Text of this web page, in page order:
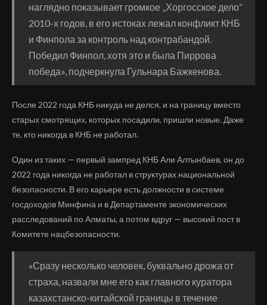
наглядно показывает громкое „Хоргосское дело“
2010-х годов, в его истоках лежал конфликт КНБ
и Финпола за контроль над контрабандой.
Победил Финпол, хотя это и была Пиррова
победа», подчеркнула Гульнара Бажкенова.
После 2022 года КНБ никуда не делся, и на границу вместо
старых смотрящих, которых посадили, пришли новые. Даже
те, кто никогда в КНБ не работал.
Один из таких — первый зампред КНБ Али Алтынбаев, он до
2022 года никогда не работал в структурах национальной
безопасности. В его карьере есть должности в системе
госдоходов Минфина и в Департаменте экономических
расследований по Алматы, а потом вдруг — высокий пост в
Комитете нацбезопасности.
«Сразу несколько человек, буквально дрожа от
страха, назвали мне его как главного куратора
казахстанско-китайской границы в течение